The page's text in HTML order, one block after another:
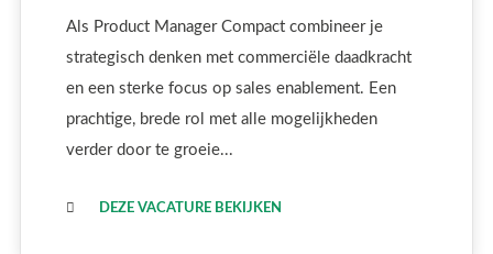
Als Product Manager Compact combineer je
strategisch denken met commerciële daadkracht
en een sterke focus op sales enablement. Een
prachtige, brede rol met alle mogelijkheden
verder door te groeie...
DEZE VACATURE BEKIJKEN